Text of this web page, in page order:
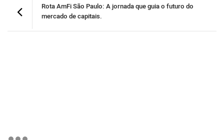
​Rota AmFi São Paulo: A jornada que guia o futuro do
mercado de capitais.